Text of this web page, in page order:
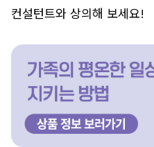
컨설턴트와 상의해 보세요!